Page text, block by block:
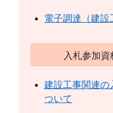
電子調達（建設
入札参加資
建設工事関連の
ついて